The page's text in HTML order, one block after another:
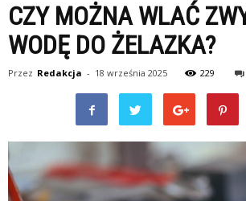
CZY MOŻNA WLAĆ
WODĘ DO ŻELAZKA?
Przez Redakcja - 18 września 2025 229